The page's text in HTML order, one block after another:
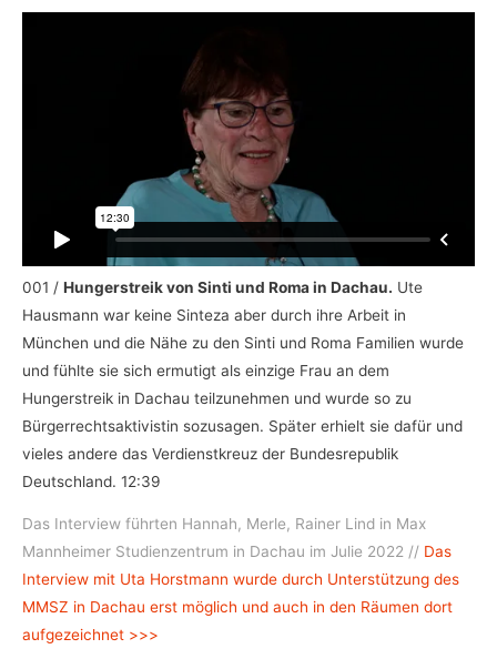
001 / Hungerstreik von Sinti und Roma in Dachau. Ute
Hausmann war keine Sinteza aber durch ihre Arbeit in
München und die Nähe zu den Sinti und Roma Familien wurde
und fühlte sie sich ermutigt als einzige Frau an dem
Hungerstreik in Dachau teilzunehmen und wurde so zu
Bürgerrechtsaktivistin sozusagen. Später erhielt sie dafür und
vieles andere das Verdienstkreuz der Bundesrepublik
Deutschland. 12:39
Das Interview führten Hannah, Merle, Rainer Lind in Max
Mannheimer Studienzentrum in Dachau im Julie 2022 // Das
Interview mit Uta Horstmann wurde durch Unterstützung des
MMSZ in Dachau erst möglich und auch in den Räumen dort
aufgezeichnet >>>